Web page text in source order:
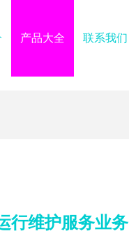
产品大全 联系我们
行维护服务业务